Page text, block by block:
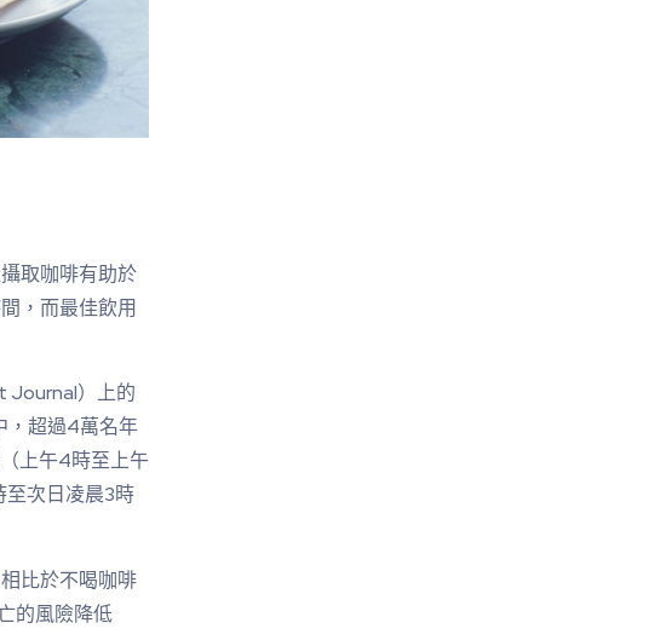
取咖啡有助於
，而最佳飲用
Journal）上的
，超過4萬名年
上午4時至上午
至次日凌晨3時
比於不喝咖啡
的風險降低